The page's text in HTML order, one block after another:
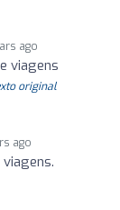
ago
viagens
original
ago